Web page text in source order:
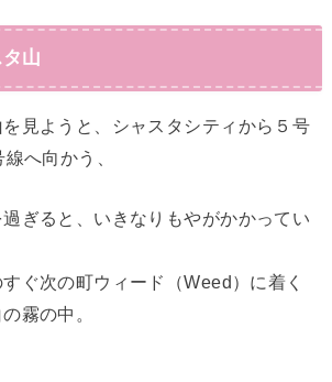
山
見ようと、シャスタシティから５号
へ向かう、
ぎると、いきなりもやがかかってい
ぐ次の町ウィード（Weed）に着く
霧の中。